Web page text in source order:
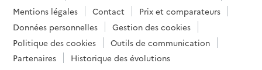
Mentions légales
Contact
Prix et comparateurs
Données personnelles
Gestion des cookies
Politique des cookies
Outils de communication
Partenaires
Historique des évolutions